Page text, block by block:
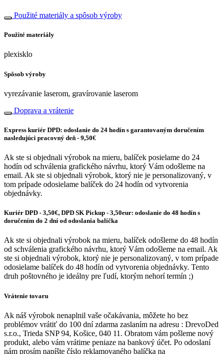
Použité materiály a spôsob výroby
Použité materiály
plexisklo
Spôsob výroby
vyrezávanie laserom, gravírovanie laserom
Doprava a vrátenie
Express kuriér DPD: odoslanie do 24 hodín s garantovaným doručením
nasledujúci pracovný deň - 9,50€
Ak ste si objednali výrobok na mieru, balíček posielame do 24
hodín od schválenia grafického návrhu, ktorý Vám odošleme na
email. Ak ste si objednali výrobok, ktorý nie je personalizovaný, v
tom prípade odosielame balíček do 24 hodín od vytvorenia
objednávky.
Kuriér DPD - 3,50€, DPD SK Pickup - 3,50eur: odoslanie do 48 hodín s
doručením do 2 dní od odoslania balíčka
Ak ste si objednali výrobok na mieru, balíček odošleme do 48 hodín
od schválenia grafického návrhu, ktorý Vám odošleme na email. Ak
ste si objednali výrobok, ktorý nie je personalizovaný, v tom prípade
odosielame balíček do 48 hodín od vytvorenia objednávky. Tento
druh poštovného je ideálny pre ľudí, ktorým nehorí termín ;)
Vrátenie tovaru
Ak náš výrobok nenaplnil vaše očakávania, môžete ho bez
problémov vrátiť do 100 dní zdarma zaslaním na adresu : DrevoDed
s.r.o., Trieda SNP 94, Košice, 040 11. Obratom vám pošleme nový
produkt, alebo vám vrátime peniaze na bankový účet. Po odoslaní
nám prosím napíšte číslo reklamovaného balíčka na